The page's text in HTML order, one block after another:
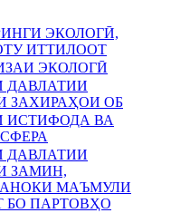
ЭКОЛОГӢ,
ИТТИЛООТ
ЭКОЛОГӢ
ДАВЛАТИИ
ЗАХИРАҲОИ ОБ
ИСТИФОДА ВА
ДАВЛАТИИ
ЗАМИН,
МАЪМУЛИ
ПАРТОВҲО